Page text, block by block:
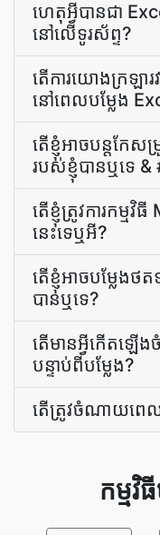
ហេតុអ្វីបានជា
នៅលើទូរស័ព្ទ?
តើ​ការ​យោង​ក្រឡា​រ
នៅពេល​បម្លែង
តើ​ខ្ញុំ​អាច​បន្ត​កែស
របស់​ខ្ញុំ​បាន​ឬ​ទេ
តើខ្ញុំត្រូវការកម្ម
នេះទេឬអី?
តើ​ខ្ញុំ​អាច​បម្លែង​
បាន​ឬ​ទេ?
តើ​មាន​អ្វី​កើតឡើ
បន្ទាប់​ពី​បម្លែង?
តើ​ត្រូវ​ចំណាយ​ពេល​
កម្មវិ